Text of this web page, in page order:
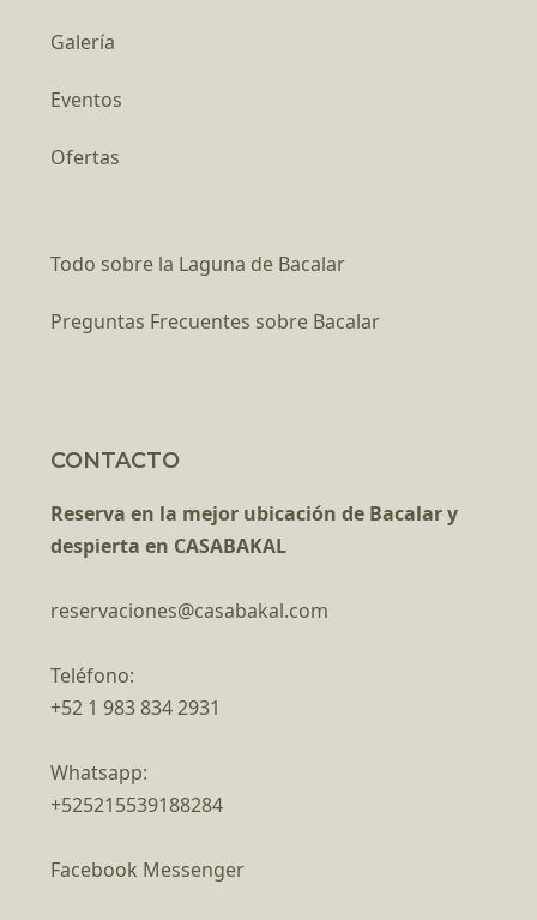
Galería
Eventos
Ofertas
Todo sobre la Laguna de Bacalar
Preguntas Frecuentes sobre Bacalar
CONTACTO
Reserva en la mejor ubicación de Bacalar y
despierta en CASABAKAL
reservaciones@casabakal.com
Teléfono:
+52 1 983 834 2931
Whatsapp:
+525215539188284
Facebook Messenger